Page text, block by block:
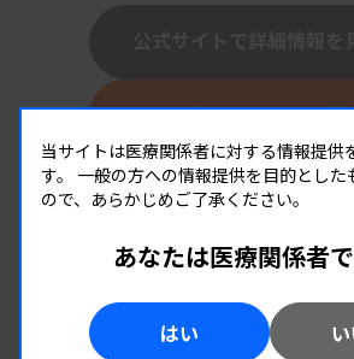
この製品へのお問い合
企業情報
株式会社タウンズ
住所：静岡県伊豆の国市神島761番1
URL： https://www.tauns.co.jp/
当サイトは医療関係者に対する情報提供
す。 一般の方への情報提供を目的とした
ので、あらかじめご了承ください。
あなたは医療関係者
はい